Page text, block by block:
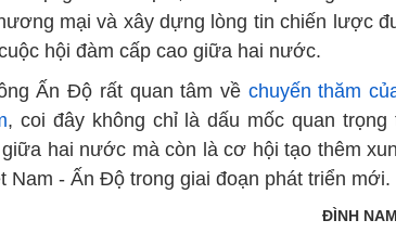
mại và xây dựng lòng tin chiến lược
hội đàm cấp cao giữa hai nước.
Ấn Độ rất quan tâm về chuyến thăm
, coi đây không chỉ là dấu mốc quan trọng
hai nước mà còn là cơ hội tạo thêm
Nam - Ấn Độ trong giai đoạn phát triển mới.
ĐÌNH NAM